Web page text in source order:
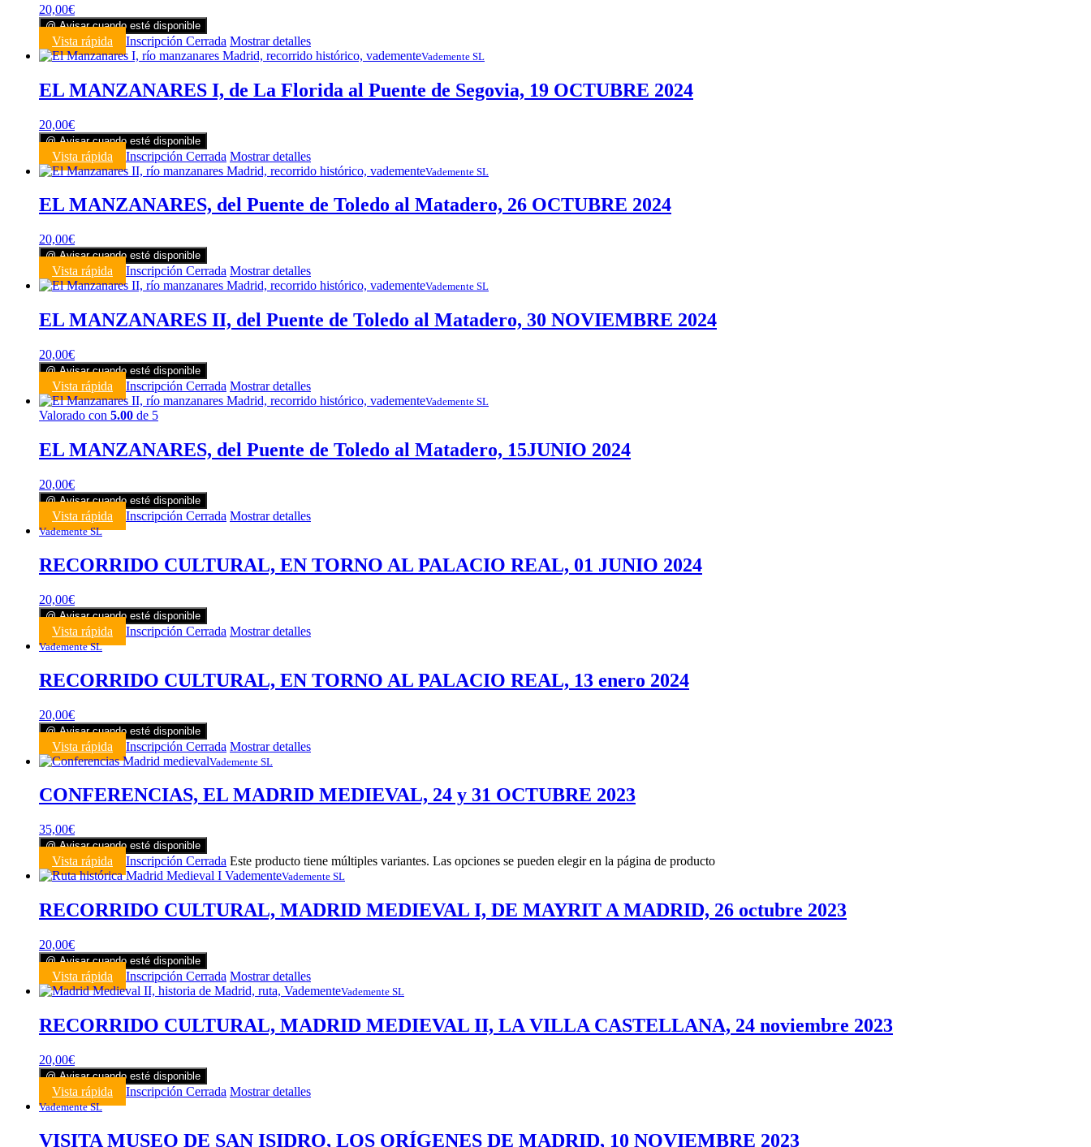
20,00€
@ Avisar cuando esté disponible
Vista rápida Inscripción Cerrada Mostrar detalles
Vademente SL
EL MANZANARES I, de La Florida al Puente de Segovia, 19 OCTUBRE 2024
20,00€
@ Avisar cuando esté disponible
Vista rápida Inscripción Cerrada Mostrar detalles
Vademente SL
EL MANZANARES, del Puente de Toledo al Matadero, 26 OCTUBRE 2024
20,00€
@ Avisar cuando esté disponible
Vista rápida Inscripción Cerrada Mostrar detalles
Vademente SL
EL MANZANARES II, del Puente de Toledo al Matadero, 30 NOVIEMBRE 2024
20,00€
@ Avisar cuando esté disponible
Vista rápida Inscripción Cerrada Mostrar detalles
Vademente SL
Valorado con 5.00 de 5
EL MANZANARES, del Puente de Toledo al Matadero, 15JUNIO 2024
20,00€
@ Avisar cuando esté disponible
Vista rápida Inscripción Cerrada Mostrar detalles
Vademente SL
RECORRIDO CULTURAL, EN TORNO AL PALACIO REAL, 01 JUNIO 2024
20,00€
@ Avisar cuando esté disponible
Vista rápida Inscripción Cerrada Mostrar detalles
Vademente SL
RECORRIDO CULTURAL, EN TORNO AL PALACIO REAL, 13 enero 2024
20,00€
@ Avisar cuando esté disponible
Vista rápida Inscripción Cerrada Mostrar detalles
Vademente SL
CONFERENCIAS, EL MADRID MEDIEVAL, 24 y 31 OCTUBRE 2023
35,00€
@ Avisar cuando esté disponible
Vista rápida Inscripción Cerrada Este producto tiene múltiples variantes. Las opciones se pueden elegir en la página de producto
Vademente SL
RECORRIDO CULTURAL, MADRID MEDIEVAL I, DE MAYRIT A MADRID, 26 octubre 2023
20,00€
@ Avisar cuando esté disponible
Vista rápida Inscripción Cerrada Mostrar detalles
Vademente SL
RECORRIDO CULTURAL, MADRID MEDIEVAL II, LA VILLA CASTELLANA, 24 noviembre 2023
20,00€
@ Avisar cuando esté disponible
Vista rápida Inscripción Cerrada Mostrar detalles
Vademente SL
VISITA MUSEO DE SAN ISIDRO, LOS ORÍGENES DE MADRID, 10 NOVIEMBRE 2023